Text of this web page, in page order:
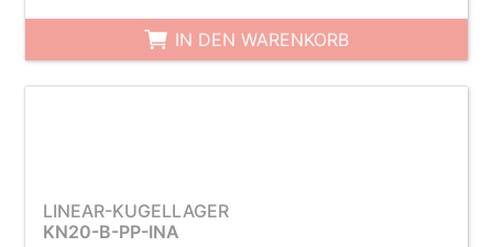
IN DEN WARENKORB
LINEAR-KUGELLAGER
KN20-B-PP-INA